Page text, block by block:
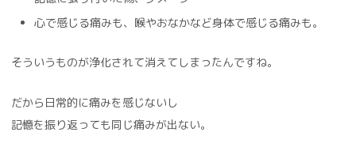
心で感じる痛みも、喉やおなかなど身体で感じる痛みも。
そういうものが浄化されて消えてしまったんですね。
だから日常的に痛みを感じないし
記憶を振り返っても同じ痛みが出ない。